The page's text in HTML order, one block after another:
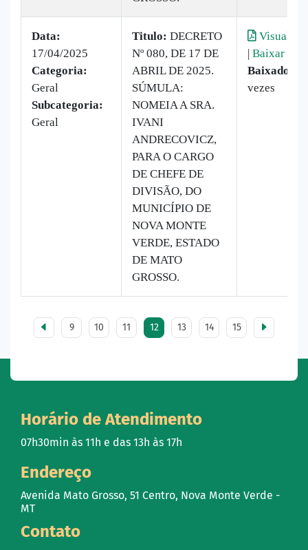
Data:
17/04/2025
Categoria:
Geral
Subcategoria:
Geral
Titulo: DECRETO
Nº 080, DE 17 DE
ABRIL DE 2025.
SÚMULA:
NOMEIA A SRA.
IVANI
ANDRECOVICZ,
PARA O CARGO
DE CHEFE DE
DIVISÃO, DO
MUNICÍPIO DE
NOVA MONTE
VERDE, ESTADO
DE MATO
GROSSO.
Visualizar
| Baixar
Baixado:
vezes
9 10 11 12 13 14 15
Horário de Atendimento
07h30min às 11h e das 13h às 17h
Endereço
Avenida Mato Grosso, 51 Centro, Nova Monte Verde -
MT
Contato